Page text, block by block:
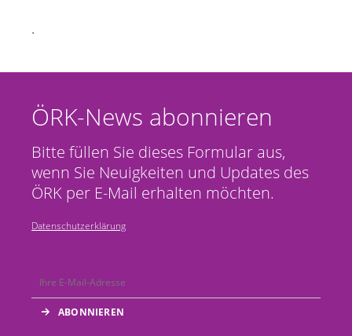
.
ÖRK-News abonnieren
Bitte füllen Sie dieses Formular aus,
wenn Sie Neuigkeiten und Updates des
ÖRK per E-Mail erhalten möchten.
Datenschutzerklärung